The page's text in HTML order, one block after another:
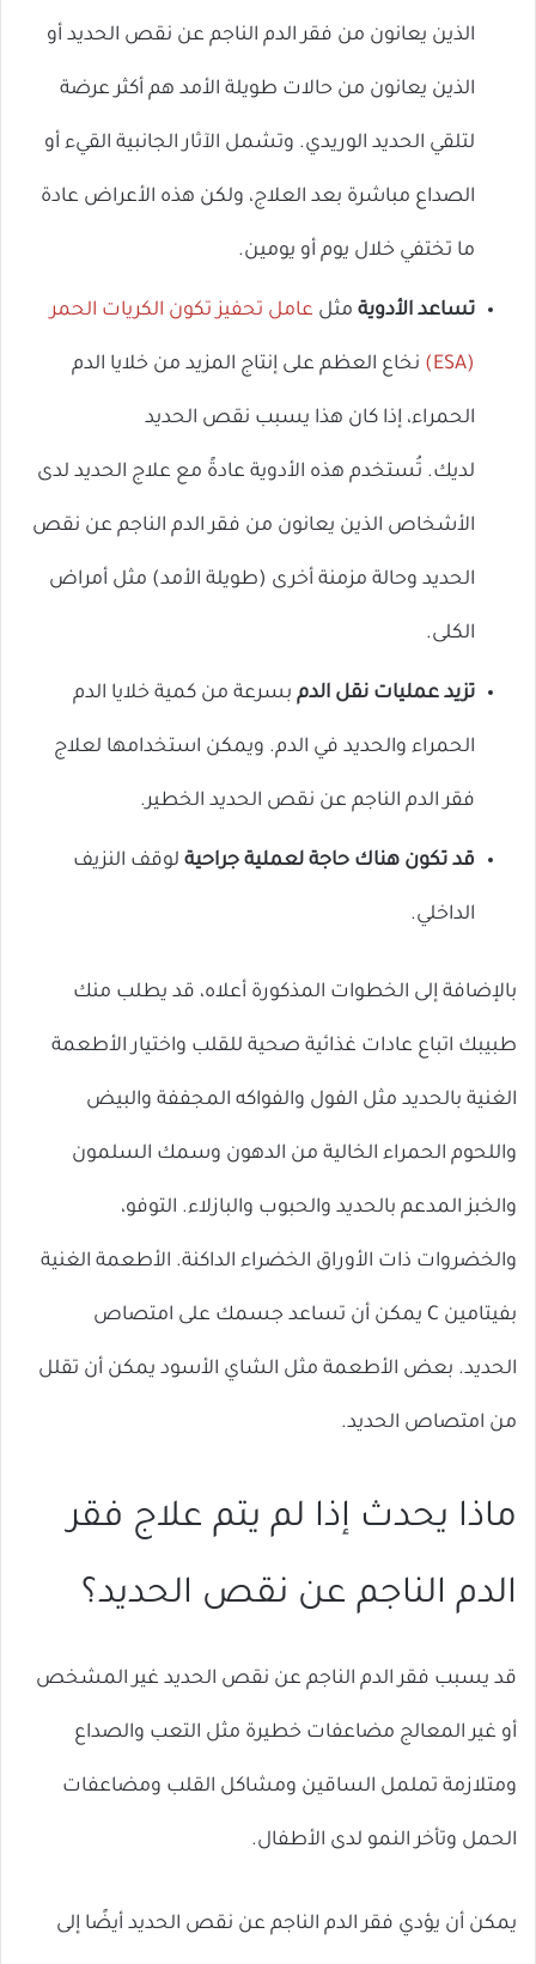
الذين يعانون من فقر الدم الناجم عن نقص الحديد أو
الذين يعانون من حالات طويلة الأمد هم أكثر عرضة
لتلقي الحديد الوريدي. وتشمل الآثار الجانبية القيء أو
الصداع مباشرة بعد العلاج، ولكن هذه الأعراض عادة
ما تختفي خلال يوم أو يومين.
تساعد الأدوية مثل عامل تحفيز تكون الكريات الحمر
(ESA) نخاع العظم على إنتاج المزيد من خلايا الدم
الحمراء، إذا كان هذا يسبب نقص الحديد
لديك. تُستخدم هذه الأدوية عادةً مع علاج الحديد لدى
الأشخاص الذين يعانون من فقر الدم الناجم عن نقص
الحديد وحالة مزمنة أخرى (طويلة الأمد) مثل أمراض
الكلى.
تزيد عمليات نقل الدم بسرعة من كمية خلايا الدم
الحمراء والحديد في الدم. ويمكن استخدامها لعلاج
فقر الدم الناجم عن نقص الحديد الخطير.
قد تكون هناك حاجة لعملية جراحية لوقف النزيف
الداخلي.
بالإضافة إلى الخطوات المذكورة أعلاه، قد يطلب منك
طبيبك اتباع عادات غذائية صحية للقلب واختيار الأطعمة
الغنية بالحديد مثل الفول والفواكه المجففة والبيض
واللحوم الحمراء الخالية من الدهون وسمك السلمون
والخبز المدعم بالحديد والحبوب والبازلاء. التوفو،
والخضروات ذات الأوراق الخضراء الداكنة. الأطعمة الغنية
بفيتامين C يمكن أن تساعد جسمك على امتصاص
الحديد. بعض الأطعمة مثل الشاي الأسود يمكن أن تقلل
من امتصاص الحديد.
ماذا يحدث إذا لم يتم علاج فقر
الدم الناجم عن نقص الحديد؟
قد يسبب فقر الدم الناجم عن نقص الحديد غير المشخص
أو غير المعالج مضاعفات خطيرة مثل التعب والصداع
ومتلازمة تململ الساقين ومشاكل القلب ومضاعفات
الحمل وتأخر النمو لدى الأطفال.
يمكن أن يؤدي فقر الدم الناجم عن نقص الحديد أيضًا إلى